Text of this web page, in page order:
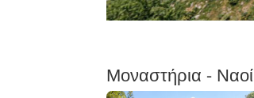
Μοναστήρια - Ναοί